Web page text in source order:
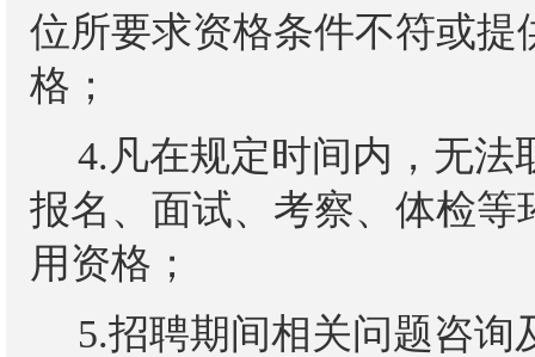
位所要求资格条件不符或
格；
4.凡在规定时间内，无法
报名、面试、考察、体检
用资格；
5.招聘期间相关问题咨